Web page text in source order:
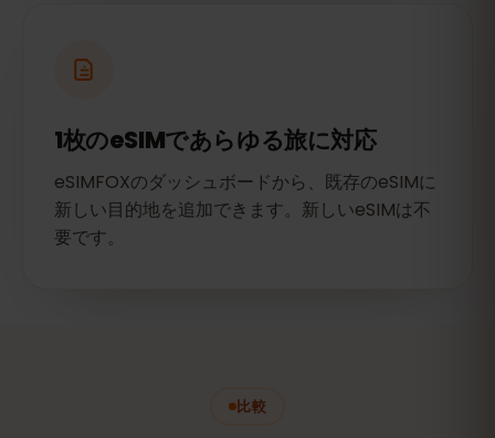
1枚のeSIMであらゆる旅に対応
eSIMFOXのダッシュボードから、既存のeSIMに
新しい目的地を追加できます。新しいeSIMは不
要です。
比較